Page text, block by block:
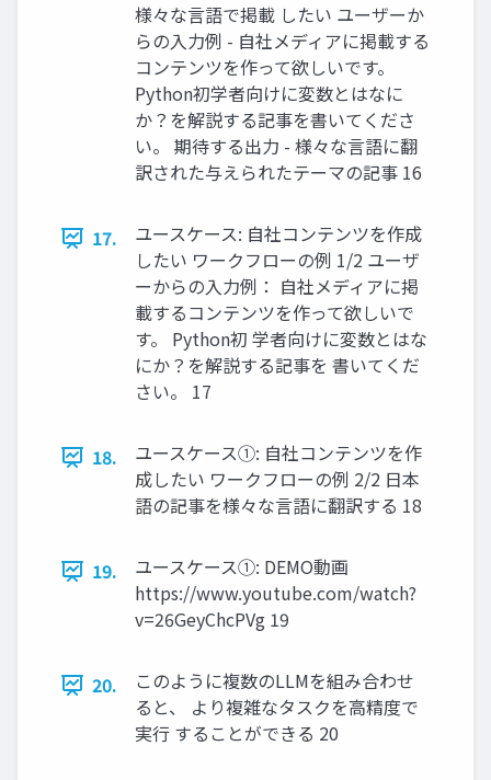
様々な言語で掲載 したい ユーザーか
らの入力例 - 自社メディアに掲載する
コンテンツを作って欲しいです。
Python初学者向けに変数とはなに
か？を解説する記事を書いてくださ
い。 期待する出力 - 様々な言語に翻
訳された与えられたテーマの記事 16
17.
ユースケース: ⾃社コンテンツを作成
したい ワークフローの例 1/2 ユーザ
ーからの入力例： 自社メディアに掲
載するコンテンツを作って欲しいで
す。 Python初 学者向けに変数とはな
にか？を解説する記事を 書いてくだ
さい。 17
18.
ユースケース①: ⾃社コンテンツを作
成したい ワークフローの例 2/2 日本
語の記事を様々な言語に翻訳する 18
19.
ユースケース①: DEMO動画
https://www.youtube.com/watch?
v=26GeyChcPVg 19
20.
このように複数のLLMを組み合わせ
ると、 より複雑なタスクを⾼精度で
実⾏ することができる 20